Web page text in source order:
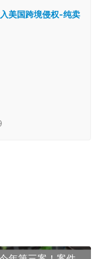
美国跨境侵权-纯卖